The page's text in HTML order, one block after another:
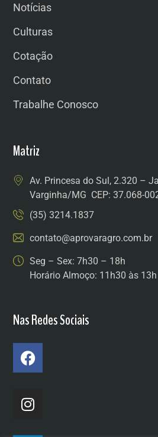
Notícias
Culturas
Cotação
Contato
Trabalhe Conosco
Matriz
Av. Princesa do Sul, 2.320 –
Varginha/MG CEP: 37.068-
(35) 3214.1837
contato@aprovaragro.com.br
Seg – Sex: 7h30 – 18h
Horário Almoço: 11h30 às 13h
Nas Redes Sociais